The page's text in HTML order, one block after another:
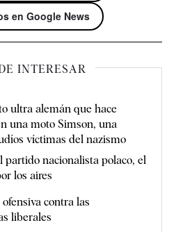
en Google News
INTERESAR
ultra alemán que hace
una moto Simson, una
víctimas del nazismo
partido nacionalista polaco, el
los aires
contra las
liberales